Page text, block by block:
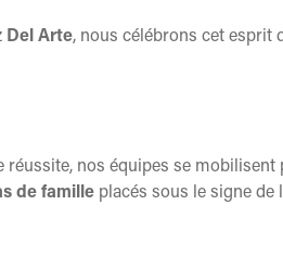
Del Arte, nous célébrons cet esprit
réussite, nos équipes se
de famille placés sous le signe de